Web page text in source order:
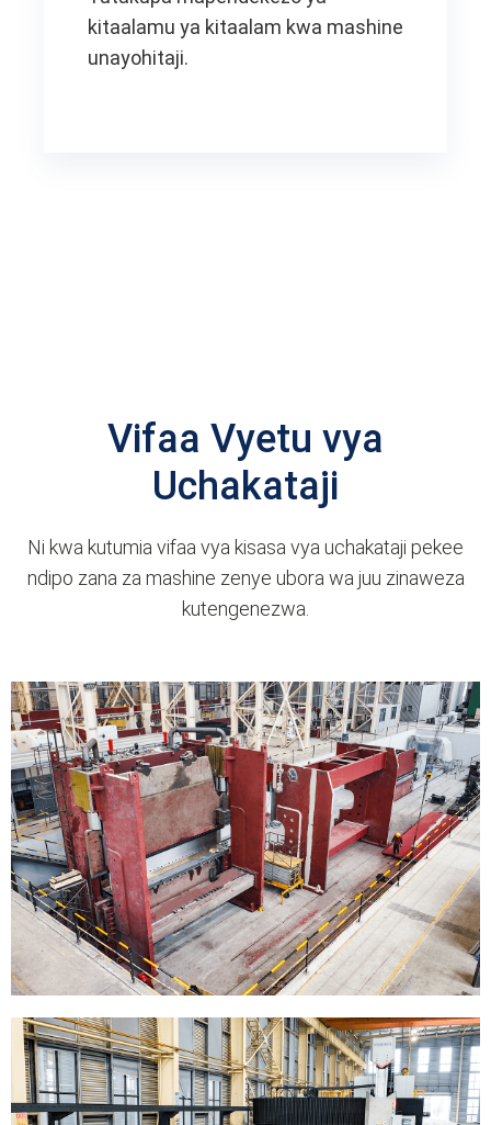
kitaalamu ya kitaalam kwa mashine
unayohitaji.
Vifaa Vyetu vya
Uchakataji
Ni kwa kutumia vifaa vya kisasa vya uchakataji pekee
ndipo zana za mashine zenye ubora wa juu zinaweza
kutengenezwa.